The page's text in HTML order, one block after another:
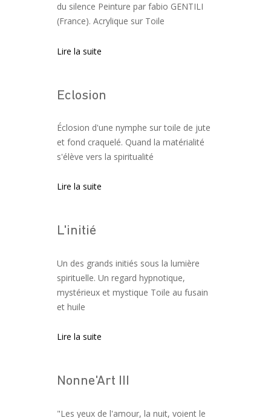
du silence Peinture par fabio GENTILI
(France). Acrylique sur Toile
Lire la suite
Eclosion
Éclosion d'une nymphe sur toile de jute
et fond craquelé. Quand la matérialité
s'élève vers la spiritualité
Lire la suite
L'initié
Un des grands initiés sous la lumière
spirituelle. Un regard hypnotique,
mystérieux et mystique Toile au fusain
et huile
Lire la suite
Nonne'Art III
"Les yeux de l'amour, la nuit, voient le